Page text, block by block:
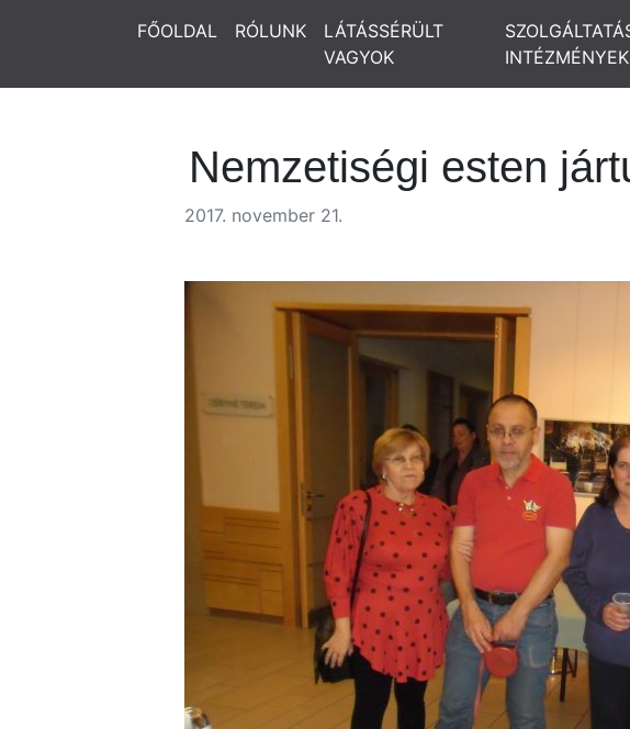
FŐOLDAL RÓLUNK
LÁTÁSSÉRÜLT
VAGYOK
Nemzetiségi esten
2017. november 21.